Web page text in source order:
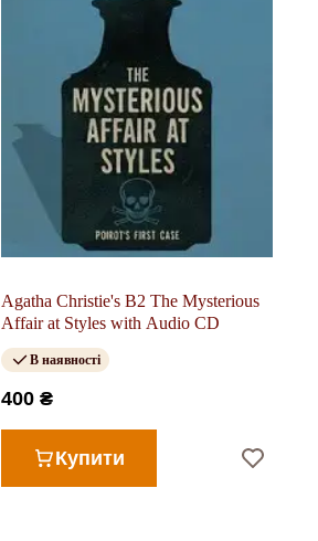
Agatha Christie's B2 The Mysterious
Affair at Styles with Audio CD
В наявності
400 ₴
Купити